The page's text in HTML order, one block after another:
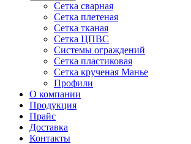
Сетка сварная
Сетка плетеная
Сетка тканая
Сетка ЦПВС
Системы ограждений
Сетка пластиковая
Сетка крученая Манье
Профили
О компании
Продукция
Прайс
Доставка
Контакты